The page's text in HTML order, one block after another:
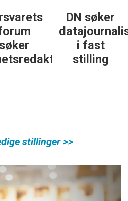
for
søker
DN søker
journalist
personlig
økonomi
stillinger >>